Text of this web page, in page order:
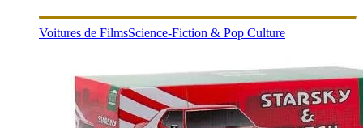
Voitures de FilmsScience-Fiction & Pop Culture